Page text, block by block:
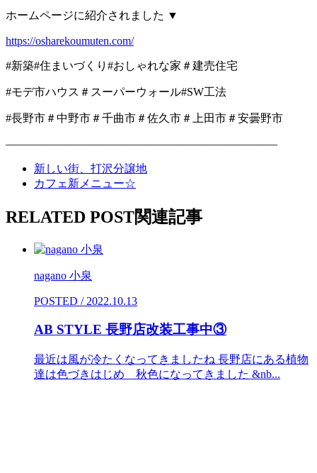
ホームページに紹介されました ▼
https://osharekoumuten.com/
#新築#住まいづくり#おしゃれな家＃建売住宅
#モデ市ハウス＃スーパーウォール#SW工法
#長野市＃中野市＃千曲市＃佐久市＃上田市＃安曇野市
————————————————————————
新しい街、打沢分譲地
カフェ新メニュー☆
RELATED POST関連記事
nagano 小泉
POSTED / 2022.10.13
AB STYLE 長野店改装工事中③
最近は風が冷たくなってきましたね 長野店にある植物
達は色づきはじめ 秋色になってきました &nb...